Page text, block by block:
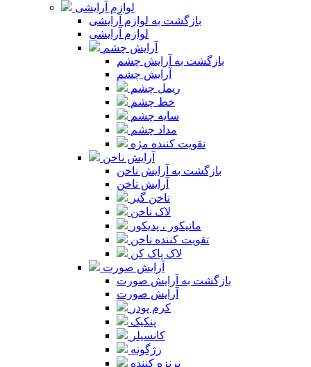
لوازم آرایشی
بازگشت به لوازم آرایشی
لوازم آرایشی
آرایش چشم
بازگشت به آرایش چشم
آرایش چشم
ریمل چشم
خط چشم
سایه چشم
مداد چشم
تقویت کننده مژه
آرایش ناخن
بازگشت به آرایش ناخن
آرایش ناخن
ناخن گیر
لاک ناخن
مانیکور ، پدیکور
تقویت کننده ناخن
لاک پاک کن
آرایش صورت
بازگشت به آرایش صورت
آرایش صورت
کرم پودر
پنکیک
کانسیلر
رژگونه
برنزه کننده